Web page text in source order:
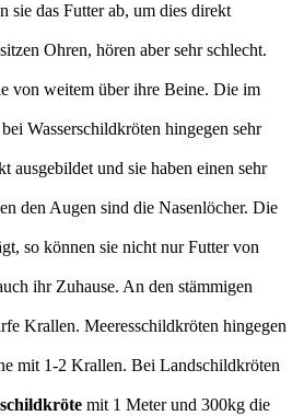
sie das Futter ab, um dies direkt
Ohren, hören aber sehr schlecht.
von weitem über ihre Beine. Die im
Wasserschildkröten hingegen sehr
ausgebildet und sie haben einen sehr
den Augen sind die Nasenlöcher. Die
so können sie nicht nur Futter von
ihr Zuhause. An den stämmigen
Krallen. Meeresschildkröten hingegen
mit 1-2 Krallen. Bei Landschildkröten
mit 1 Meter und 300kg die